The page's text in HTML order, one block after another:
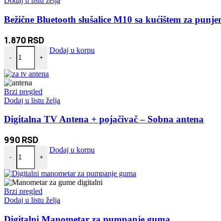
Bežične Bluetooth slušalice M10 sa kućištem za
1.870 RSD
-
Bežične Bluetooth slušalice M10 sa kućištem za punjenje količina
+
Dodaj u korpu
Brzi pregled
Dodaj u listu želja
Digitalna TV Antena + pojačivač – Sobna antena
990 RSD
-
Digitalna TV Antena + pojačivač - Sobna antena količina
+
Dodaj u korpu
Brzi pregled
Dodaj u listu želja